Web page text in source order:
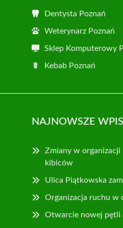
Dentysta Poznań
Weterynarz Poznań
Sklep Komputerowy
Kebab Poznań
NAJNOWSZE
Zmiany w organizacji
kibiców
Ulica Piątkowska
Organizacja ruchu w
Otwarcie nowej pętli